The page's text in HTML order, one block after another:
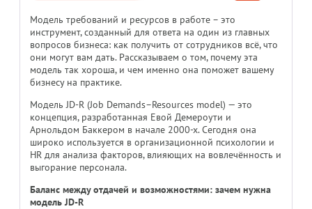
Модель требований и ресурсов в работе – это
инструмент, созданный для ответа на один из главных
вопросов бизнеса: как получить от сотрудников всё, что
они могут вам дать. Рассказываем о том, почему эта
модель так хороша, и чем именно она поможет вашему
бизнесу на практике.
Модель JD-R (Job Demands–Resources model) — это
концепция, разработанная Евой Демероути и
Арнольдом Баккером в начале 2000-х. Сегодня она
широко используется в организационной психологии и
HR для анализа факторов, влияющих на вовлечённость и
выгорание персонала.
Баланс между отдачей и возможностями: зачем нужна
модель JD-R